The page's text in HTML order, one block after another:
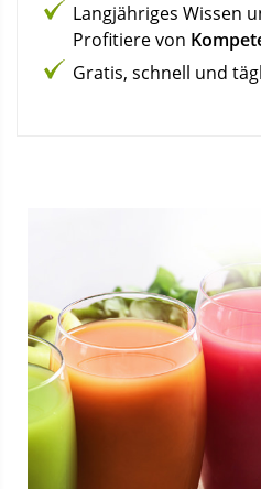
Langjähriges Wissen
Profitiere von
Gratis, schnell und